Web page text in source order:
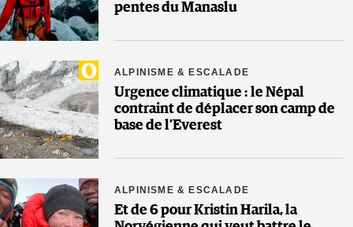
pentes du Manaslu
ALPINISME & ESCALADE
Urgence climatique : le Népal
contraint de déplacer son camp de
base de l’Everest
ALPINISME & ESCALADE
Et de 6 pour Kristin Harila, la